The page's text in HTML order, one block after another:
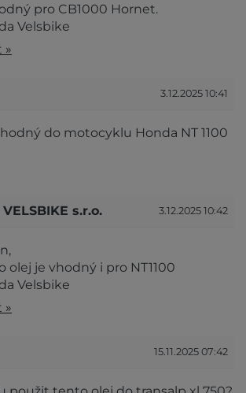
pro CB1000 Hornet.
Velsbike
»
3.12.2025 10:41
do motocyklu Honda NT 1100
s.r.o. 3.12.2025 10:42
olej je vhodný i pro NT1100
Velsbike
»
15.11.2025 07:42